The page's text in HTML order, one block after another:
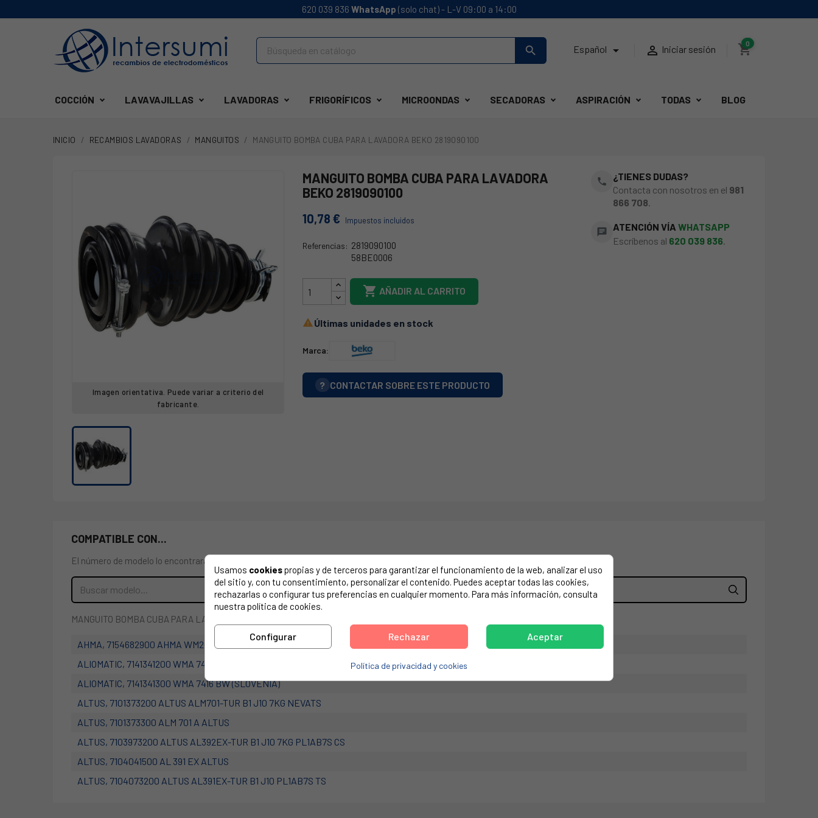
620 039 836 WhatsApp (solo chat) - L-V 09:00 a 14:00
search Español   Iniciar sesión shopping_cart
0
COCCIÓN LAVAVAJILLAS LAVADORAS FRIGORÍFICOS MICROONDAS SECADORAS ASPIRACIÓN TODAS BLOG
INICIO RECAMBIOS LAVADORAS MANGUITOS MANGUITO BOMBA CUBA PARA LAVADORA BEKO 2819090100
Imagen orientativa. Puede variar a criterio del
fabricante.
MANGUITO BOMBA CUBA PARA LAVADORA
BEKO 2819090100
10,78 € Impuestos incluidos
Referencias: 2819090100
58BE0006
 AÑADIR AL CARRITO
 Últimas unidades en stock
Marca:
? CONTACTAR SOBRE ESTE PRODUCTO
phone
¿TIENES DUDAS?
Contacta con nosotros en el 981
866 708.
chat ATENCIÓN VÍAWHATSAPP
Escríbenos al 620 039 836
COMPATIBLE CON...
El número de modelo lo encontrarás en la etiqueta de tu electrodoméstico. Suele estar formado por números y letras.
MANGUITO BOMBA CUBA PARA LAVADORA BEKO 2865200100, 2819090100.
AHMA, 7154682900 AHMA WM2000TYFON-FIN B1 J10 PL2F16 TS
ALIOMATIC, 7141341200 WMA 7416 BW (AT)
ALIOMATIC, 7141341300 WMA 7416 BW (SLOVENIA)
ALTUS, 7101373200 ALTUS ALM701-TUR B1 J10 7KG NEVATS
ALTUS, 7101373300 ALM 701 A ALTUS
ALTUS, 7103973200 ALTUS AL392EX-TUR B1 J10 7KG PL1AB7S CS
ALTUS, 7104041500 AL 391 EX ALTUS
ALTUS, 7104073200 ALTUS AL391EX-TUR B1 J10 PL1AB7S TS
Usamos cookiespropias y de terceros para garantizar el funcionamiento de la web, analizar el uso
del sitio y, con tu consentimiento, personalizar el contenido. Puedes aceptar todas las cookies,
rechazarlas o configurar tus preferencias en cualquier momento. Para más información, consulta
nuestra política de cookies.
Configurar Rechazar Aceptar
Política de privacidad y cookies